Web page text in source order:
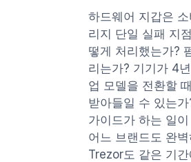
하드웨어 지갑은
리지 단일 실패 지
떻게 처리했는가?
리는가? 기기가 4
업 모델을 전환할
받아들일 수 있는
가이드가 하는 일
어느 브랜드도 완
Trezor도 같은 기